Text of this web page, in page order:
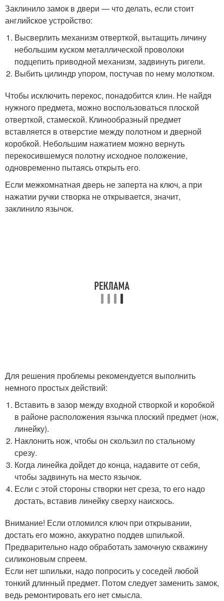
Заклинило замок в двери — что делать, если стоит
английское устройство:
Высверлить механизм отверткой, вытащить личину
небольшим куском металлической проволоки
подцепить приводной механизм, задвинуть ригели.
Выбить цилиндр упором, постучав по нему молотком.
Чтобы исключить перекос, понадобится клин. Не найдя
нужного предмета, можно воспользоваться плоской
отверткой, стамеской. Клинообразный предмет
вставляется в отверстие между полотном и дверной
коробкой. Небольшим нажатием можно вернуть
перекосившемуся полотну исходное положение,
одновременно пытаясь открыть его.
Если межкомнатная дверь не заперта на ключ, а при
нажатии ручки створка не открывается, значит,
заклинило язычок.
Для решения проблемы рекомендуется выполнить
немного простых действий:
Вставить в зазор между входной створкой и коробкой
в районе расположения язычка плоский предмет (нож,
линейку).
Наклонить нож, чтобы он скользил по стальному
срезу.
Когда линейка дойдет до конца, надавите от себя,
чтобы задвинуть на место язычок.
Если с этой стороны створки нет среза, то его надо
достать, вставив линейку сверху наискось.
Внимание! Если отломился ключ при открывании,
достать его можно, аккуратно поддев шпилькой.
Предварительно надо обработать замочную скважину
силиконовым спреем.
Если нет шпильки, надо попросить у соседей любой
тонкий длинный предмет. Потом следует заменить замок,
ведь ремонтировать его нет смысла.